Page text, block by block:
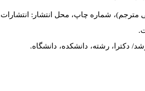
مترجم)، شماره چاپ، محل انتشار:
دکترا، رشته، دانشکده، دانشگاه.